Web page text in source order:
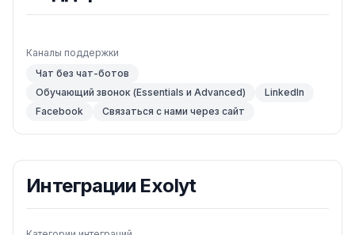
Каналы поддержки
Чат без чат-ботов
Обучающий звонок (Essentials и Advanced)
LinkedIn
Facebook
Связаться с нами через сайт
Интеграции Exolyt